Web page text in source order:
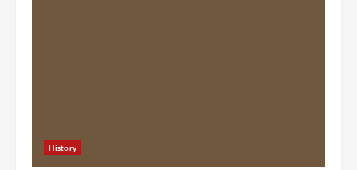
History